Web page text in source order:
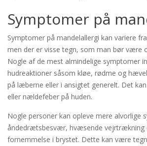
Symptomer på
Symptomer på mandelallergi kan variere
men der er visse tegn, som man bør være
Nogle af de mest almindelige symptomer
hudreaktioner såsom kløe, rødme og
på læberne eller i ansigtet generelt. Det
eller nældefeber på huden.
Nogle personer kan opleve mere alvorlige
åndedrætsbesvær, hvæsende vejrtrækning
fornemmelse i brystet. Dette kan være